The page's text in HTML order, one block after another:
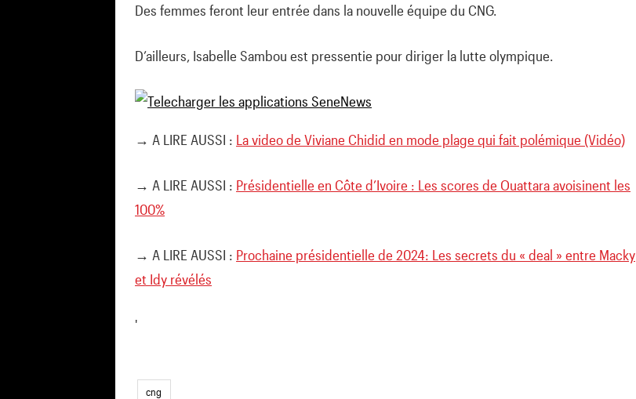
Des femmes feront leur entrée dans la nouvelle équipe du CNG.
D’ailleurs, Isabelle Sambou est pressentie pour diriger la lutte olympique.
→ A LIRE AUSSI : La video de Viviane Chidid en mode plage qui fait polémique (Vidéo)
→ A LIRE AUSSI : Présidentielle en Côte d’Ivoire : Les scores de Ouattara avoisinent les
100%
→ A LIRE AUSSI : Prochaine présidentielle de 2024: Les secrets du « deal » entre Macky
et Idy révélés
'
cng